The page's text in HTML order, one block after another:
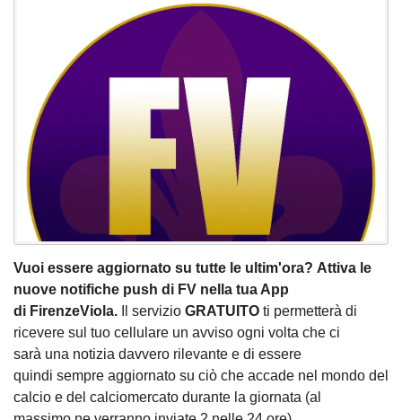
Vuoi essere aggiornato su tutte le ultim'ora? Attiva le
nuove notifiche push di FV nella tua App
di FirenzeViola. Il servizio GRATUITO ti permetterà di
ricevere sul tuo cellulare un avviso ogni volta che ci
sarà una notizia davvero rilevante e di essere
quindi sempre aggiornato su ciò che accade nel mondo del
calcio e del calciomercato durante la giornata (al